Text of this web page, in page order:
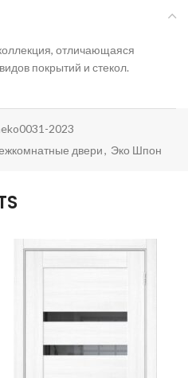
отличающаяся
покрытий и стекол.
2023
двери, Эко Шпон